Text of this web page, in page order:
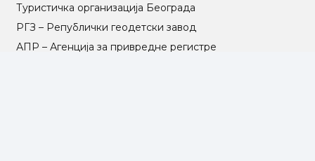
Туристичка организација Београда
РГЗ – Републички геодетски завод
АПР – Агенција за привредне регистре